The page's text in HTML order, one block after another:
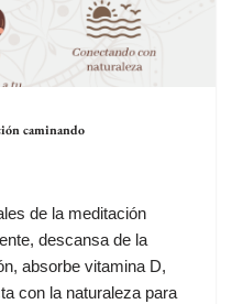
caminando
de la meditación
descansa de la
absorbe vitamina D,
con la naturaleza para